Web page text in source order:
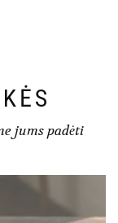
jums padėti